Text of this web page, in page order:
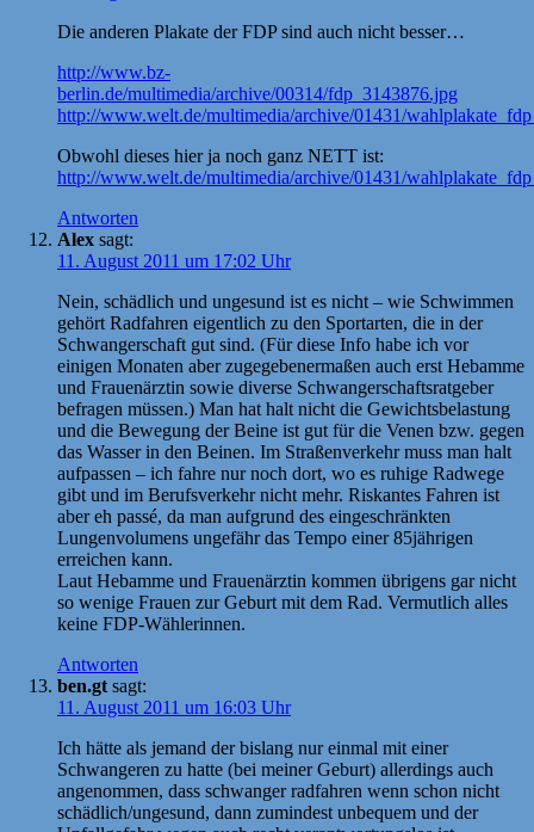
Die anderen Plakate der FDP sind auch nicht besser…
http://www.bz-
berlin.de/multimedia/archive/00314/fdp_3143876.jpg
http://www.welt.de/multimedia/archive/01431/
Obwohl dieses hier ja noch ganz NETT ist:
http://www.welt.de/multimedia/archive/01431/
Antworten
Alex sagt:
11. August 2011 um 17:02 Uhr
Nein, schädlich und ungesund ist es nicht – wie Schwimmen
gehört Radfahren eigentlich zu den Sportarten, die in der
Schwangerschaft gut sind. (Für diese Info habe ich vor
einigen Monaten aber zugegebenermaßen auch erst Hebamme
und Frauenärztin sowie diverse Schwangerschaftsratgeber
befragen müssen.) Man hat halt nicht die Gewichtsbelastung
und die Bewegung der Beine ist gut für die Venen bzw. gegen
das Wasser in den Beinen. Im Straßenverkehr muss man halt
aufpassen – ich fahre nur noch dort, wo es ruhige Radwege
gibt und im Berufsverkehr nicht mehr. Riskantes Fahren ist
aber eh passé, da man aufgrund des eingeschränkten
Lungenvolumens ungefähr das Tempo einer 85jährigen
erreichen kann.
Laut Hebamme und Frauenärztin kommen übrigens gar nicht
so wenige Frauen zur Geburt mit dem Rad. Vermutlich alles
keine FDP-Wählerinnen.
Antworten
ben.gt sagt:
11. August 2011 um 16:03 Uhr
Ich hätte als jemand der bislang nur einmal mit einer
Schwangeren zu hatte (bei meiner Geburt) allerdings auch
angenommen, dass schwanger radfahren wenn schon nicht
schädlich/ungesund, dann zumindest unbequem und der